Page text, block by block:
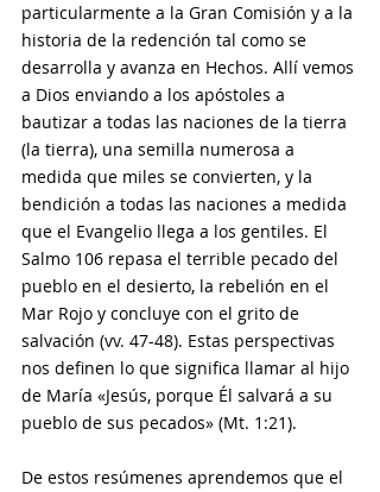
particularmente a la Gran Comisión y a la
historia de la redención tal como se
desarrolla y avanza en Hechos. Allí vemos
a Dios enviando a los apóstoles a
bautizar a todas las naciones de la tierra
(la tierra), una semilla numerosa a
medida que miles se convierten, y la
bendición a todas las naciones a medida
que el Evangelio llega a los gentiles. El
Salmo 106 repasa el terrible pecado del
pueblo en el desierto, la rebelión en el
Mar Rojo y concluye con el grito de
salvación (vv. 47-48). Estas perspectivas
nos definen lo que significa llamar al hijo
de María «Jesús, porque Él salvará a su
pueblo de sus pecados» (Mt. 1:21).
De estos resúmenes aprendemos que el